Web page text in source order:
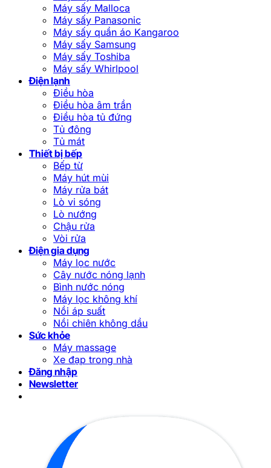
Máy sấy Malloca
Máy sấy Panasonic
Máy sấy quần áo Kangaroo
Máy sấy Samsung
Máy sấy Toshiba
Máy sấy Whirlpool
Điện lạnh
Điều hòa
Điều hòa âm trần
Điều hòa tủ đứng
Tủ đông
Tủ mát
Thiết bị bếp
Bếp từ
Máy hút mùi
Máy rửa bát
Lò vi sóng
Lò nướng
Chậu rửa
Vòi rửa
Điện gia dụng
Máy lọc nước
Cây nước nóng lạnh
Bình nước nóng
Máy lọc không khí
Nồi áp suất
Nồi chiên không dầu
Sức khỏe
Máy massage
Xe đạp trong nhà
Đăng nhập
Newsletter